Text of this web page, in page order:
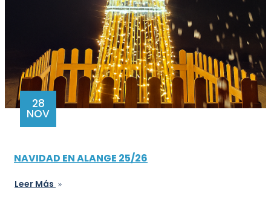
28
NOV
NAVIDAD EN ALANGE 25/26
Leer Más